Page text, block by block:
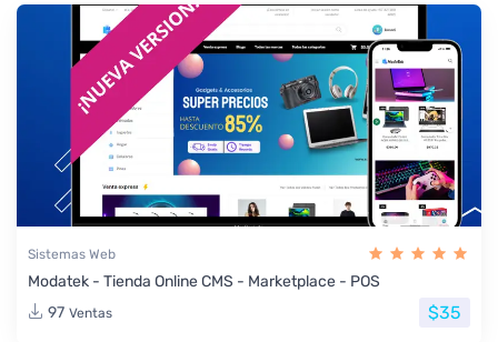
Sistemas Web
Modatek - Tienda Online CMS - Marketplace - POS
97 Ventas $35